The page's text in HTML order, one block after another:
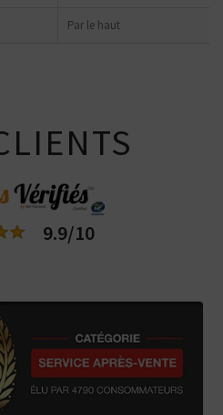
Par le haut
9.9/10